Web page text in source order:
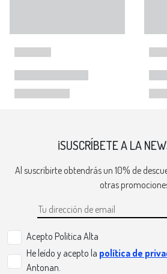
¡SUSCRÍBETE A LA
Al suscribirte obtendrás un 10% de
otras
Acepto Politica Alta
He leído y acepto la política de
Antonan.